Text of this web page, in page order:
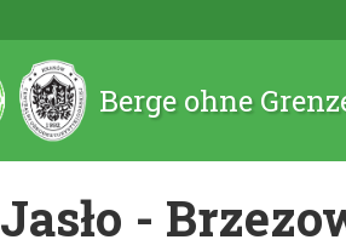
Berge ohne
Jasło -